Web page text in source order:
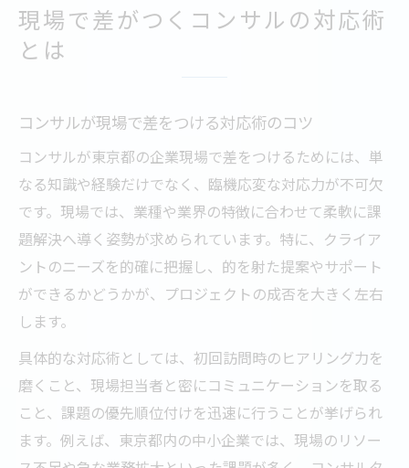
現場で差がつくコンサルの対応術
とは
コンサルが現場で差をつける対応術のコツ
コンサルが東京都の企業現場で差をつけるためには、単
なる知識や経験だけでなく、臨機応変な対応力が不可欠
です。現場では、業種や業界の特徴に合わせて柔軟に課
題解決へ導く姿勢が求められています。特に、クライア
ントのニーズを的確に把握し、的を射た提案やサポート
ができるかどうかが、プロジェクトの成否を大きく左右
します。
具体的な対応術としては、初回訪問時のヒアリング力を
磨くこと、現場担当者と密にコミュニケーションを取る
こと、課題の優先順位付けを迅速に行うことが挙げられ
ます。例えば、東京都内の中小企業では、現場のリソー